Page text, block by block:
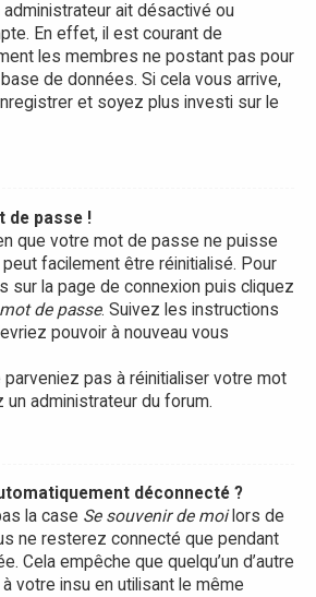
administrateur ait désactivé ou
En effet, il est courant de
les membres ne postant pas pour
de données. Si cela vous arrive,
et soyez plus investi sur le
de passe !
que votre mot de passe ne puisse
facilement être réinitialisé. Pour
sur la page de connexion puis cliquez
de passe. Suivez les instructions
pouvoir à nouveau vous
pas à réinitialiser votre mot
administrateur du forum.
déconnecté ?
la case Se souvenir de moilors de
ne resterez connecté que pendant
Cela empêche que quelqu’un d’autre
votre insu en utilisant le même